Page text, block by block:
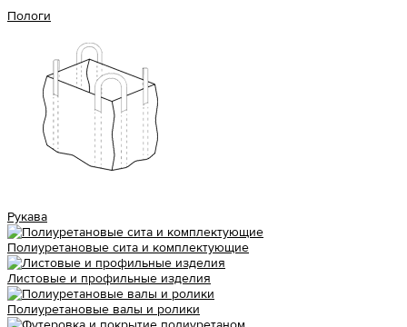
Пологи
Рукава
Полиуретановые сита и комплектующие
Листовые и профильные изделия
Полиуретановые валы и ролики